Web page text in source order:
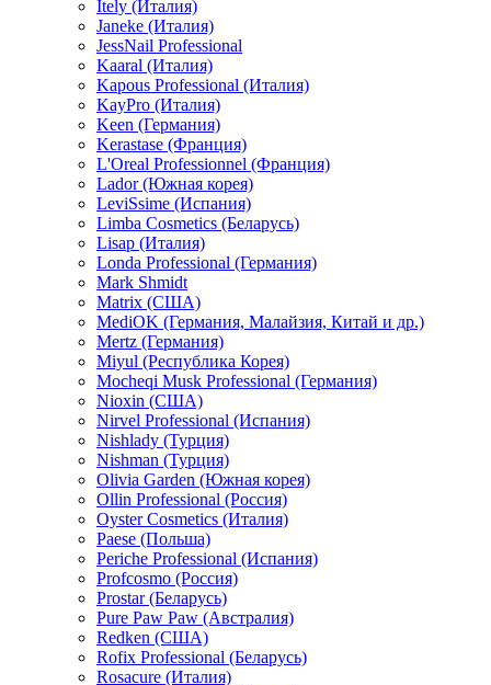
Itely (Италия)
Janeke (Италия)
JessNail Professional
Kaaral (Италия)
Kapous Professional (Италия)
KayPro (Италия)
Keen (Германия)
Kerastase (Франция)
L'Oreal Professionnel (Франция)
Lador (Южная корея)
LeviSsime (Испания)
Limba Cosmetics (Беларусь)
Lisap (Италия)
Londa Professional (Германия)
Mark Shmidt
Matrix (США)
MediOK (Германия, Малайзия, Китай и др.)
Mertz (Германия)
Miyul (Республика Корея)
Mocheqi Musk Professional (Германия)
Nioxin (США)
Nirvel Professional (Испания)
Nishlady (Турция)
Nishman (Турция)
Olivia Garden (Южная корея)
Ollin Professional (Россия)
Oyster Cosmetics (Италия)
Paese (Польша)
Periche Professional (Испания)
Profcosmo (Россия)
Prostar (Беларусь)
Pure Paw Paw (Австралия)
Redken (США)
Rofix Professional (Беларусь)
Rosacure (Италия)